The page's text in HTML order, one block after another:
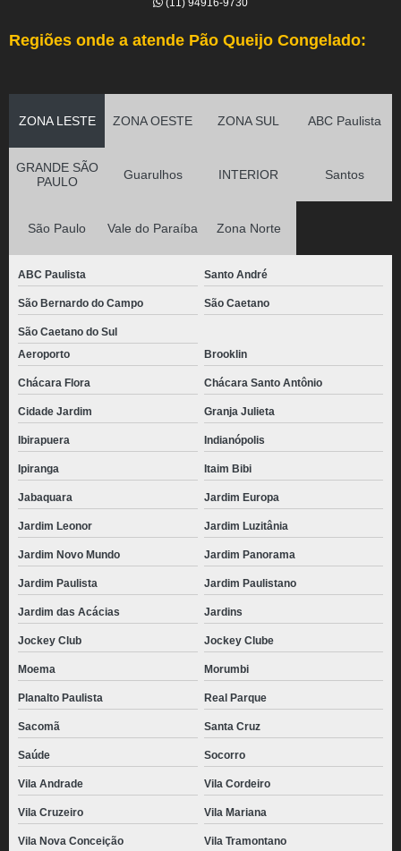
(11) 94916-9730
Regiões onde a atende Pão Queijo Congelado:
ZONA LESTE ZONA OESTE ZONA SUL ABC Paulista
GRANDE SÃO
PAULO
Guarulhos INTERIOR Santos
São Paulo Vale do Paraíba Zona Norte
ABC Paulista Santo André
São Bernardo do Campo São Caetano
São Caetano do Sul
Aeroporto
Brooklin
Chácara Flora Chácara Santo Antônio
Cidade Jardim Granja Julieta
Ibirapuera Indianópolis
Ipiranga Itaim Bibi
Jabaquara Jardim Europa
Jardim Leonor Jardim Luzitânia
Jardim Novo Mundo Jardim Panorama
Jardim Paulista Jardim Paulistano
Jardim das Acácias Jardins
Jockey Club Jockey Clube
Moema Morumbi
Planalto Paulista Real Parque
Sacomã Santa Cruz
Saúde Socorro
Vila Andrade Vila Cordeiro
Vila Cruzeiro Vila Mariana
Vila Nova Conceição Vila Tramontano